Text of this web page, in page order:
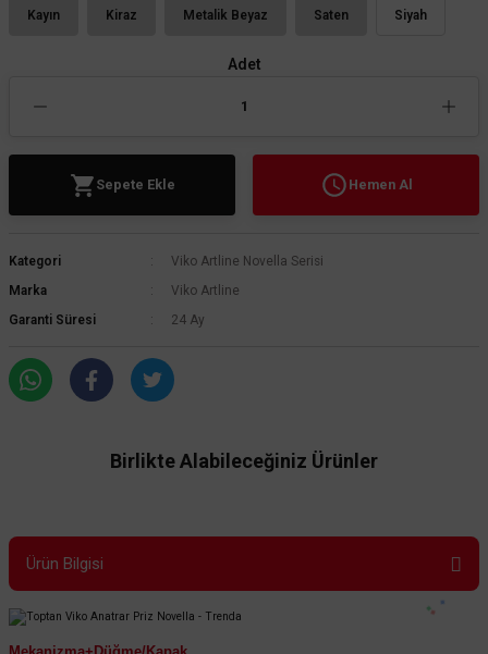
Kayın Kiraz Metalik Beyaz Saten Siyah
Adet
Sepete Ekle Hemen Al
Kategori
Viko Artline Novella Serisi
Marka
Viko Artline
Garanti Süresi
24 Ay
Birlikte Alabileceğiniz Ürünler
Ürün Bilgisi